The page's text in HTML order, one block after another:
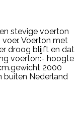
stevige voerton
Voerton met
droog blijft en dat
voerton:- hoogte
2000
buiten Nederland